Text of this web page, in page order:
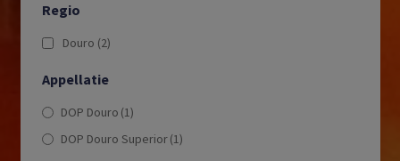
Regio
Douro (2)
Appellatie
DOP Douro (1)
DOP Douro Superior(1)